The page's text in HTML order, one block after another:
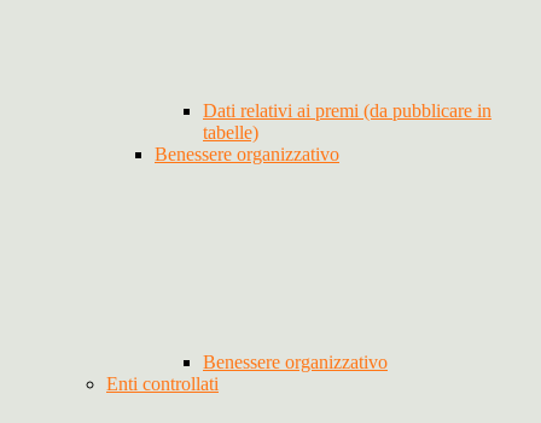
Dati relativi ai premi (da pubblicare in
tabelle)
Benessere organizzativo
Benessere organizzativo
Enti controllati